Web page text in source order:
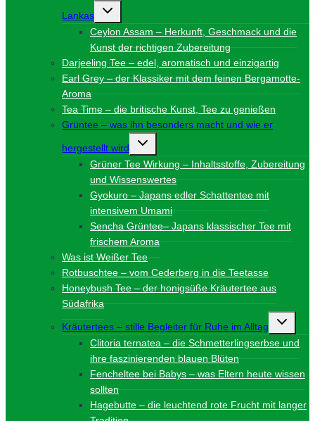
Lankas
Untermenü
umschalten
Ceylon Assam – Herkunft, Geschmack und die
Kunst der richtigen Zubereitung
Darjeeling Tee – edel, aromatisch und einzigartig
Earl Grey – der Klassiker mit dem feinen Bergamotte-
Aroma
Tea Time – die britische Kunst, Tee zu genießen
Grüntee – was ihn besonders macht und wie er
hergestellt wird
Untermenü
umschalten
Grüner Tee Wirkung – Inhaltsstoffe, Zubereitung
und Wissenswertes
Gyokuro – Japans edler Schattentee mit
intensivem Umami
Sencha Grüntee– Japans klassischer Tee mit
frischem Aroma
Was ist Weißer Tee
Rotbuschtee – vom Cederberg in die Teetasse
Honeybush Tee – der honigsüße Kräutertee aus
Südafrika
Kräutertees – stille Begleiter für Ruhe im Alltag
Clitoria ternatea – die Schmetterlingserbse und
ihre faszinierenden blauen Blüten
Fencheltee bei Babys – was Eltern heute wissen
sollten
Hagebutte – die leuchtend rote Frucht mit langer